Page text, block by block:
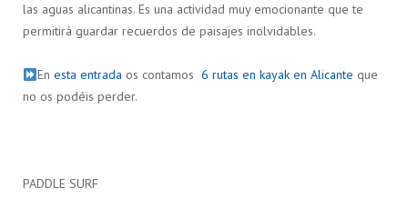
las aguas alicantinas. Es una actividad muy emocionante que te
permitirá guardar recuerdos de paisajes inolvidables.
En esta entrada os contamos 6 rutas en kayak en Alicante que
no os podéis perder.
PADDLE SURF